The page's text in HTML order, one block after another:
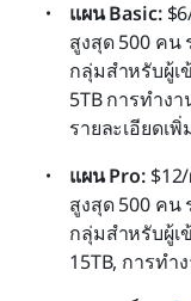
แผน Basic:
สูงสุด 500 คน
กลุ่มสำหรับผู้เ
5TB การทำง
รายละเอียดเ
แผน Pro:
สูงสุด 500 คน
กลุ่มสำหรับผู้เ
15TB, การทำ